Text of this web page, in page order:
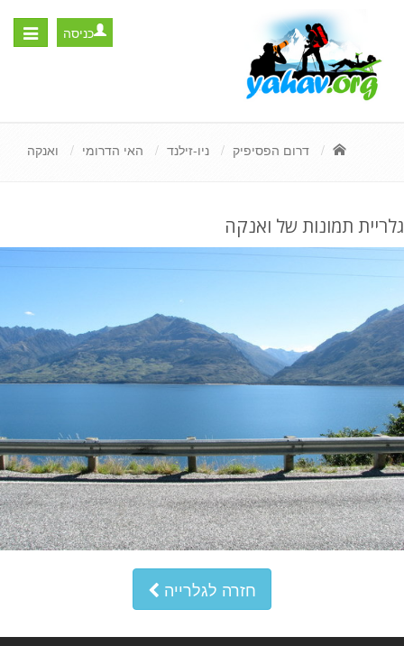
Toggle
כניסה
דרום הפסיפיק ניו-זילנד האי הדרומי ואנקה
גלריית תמונות של ואנקה
חזרה לגלרייה